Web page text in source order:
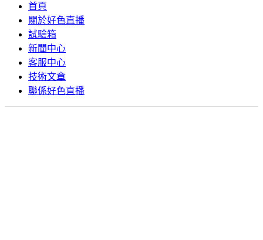
首頁
關於好色直播
試驗箱
新聞中心
客服中心
技術文章
聯係好色直播